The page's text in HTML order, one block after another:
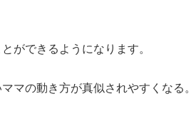
ができるようになります。
マの動き方が真似されやすくなる。